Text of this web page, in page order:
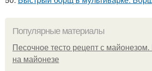
Популярные материалы
Песочное тесто рецепт с майонезом.
на майонезе